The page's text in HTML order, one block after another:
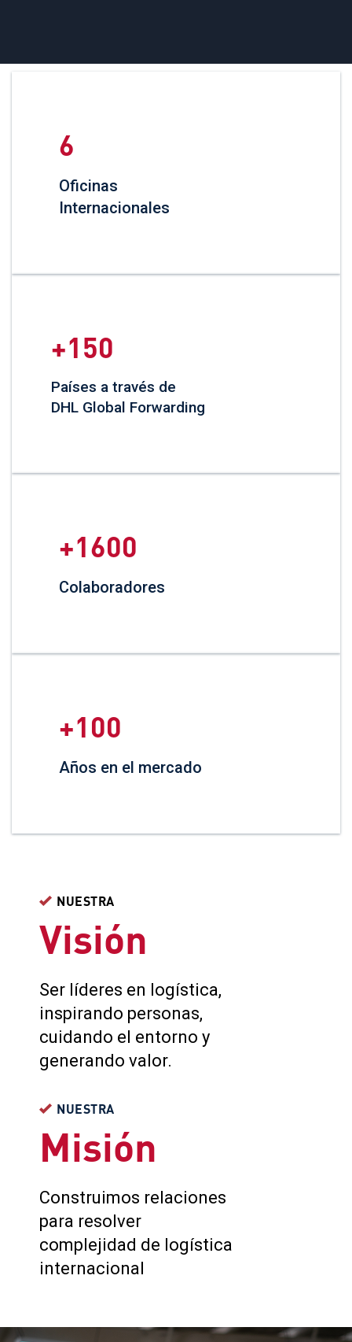
6
Oficinas
Internacionales
150
Países a través de
DHL Global Forwarding
1600
Colaboradores
100
Años en el mercado
NUESTRA
Visión
Ser líderes en logística,
inspirando personas,
cuidando el entorno y
generando valor.
NUESTRA
Misión
Construimos relaciones
para resolver
complejidad de logística
internacional